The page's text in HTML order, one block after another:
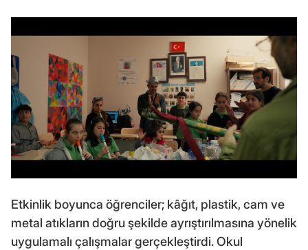
Etkinlik boyunca öğrenciler; kâğıt, plastik, cam ve
metal atıkların doğru şekilde ayrıştırılmasına yönelik
uygulamalı çalışmalar gerçekleştirdi. Okul